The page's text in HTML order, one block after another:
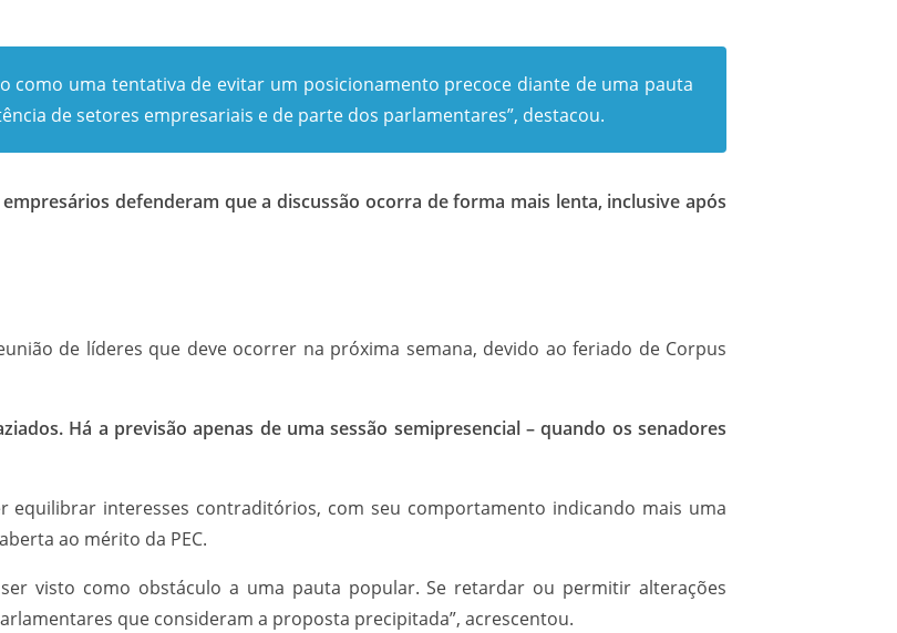
como uma tentativa de evitar um posicionamento precoce diante de uma pauta
de setores empresariais e de parte dos parlamentares”, destacou.
defenderam que a discussão ocorra de forma mais lenta, inclusive após
de líderes que deve ocorrer na próxima semana, devido ao feriado de Corpus
Há a previsão apenas de uma sessão semipresencial – quando os senadores
equilibrar interesses contraditórios, com seu comportamento indicando mais uma
ao mérito da PEC.
visto como obstáculo a uma pauta popular. Se retardar ou permitir alterações
que consideram a proposta precipitada”, acrescentou.